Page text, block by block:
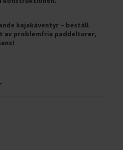
kajakäventyr – beställ
av problemfria paddelturer,